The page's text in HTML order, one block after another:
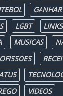
LGBT LINKS
MUSICAS
VIDEOS